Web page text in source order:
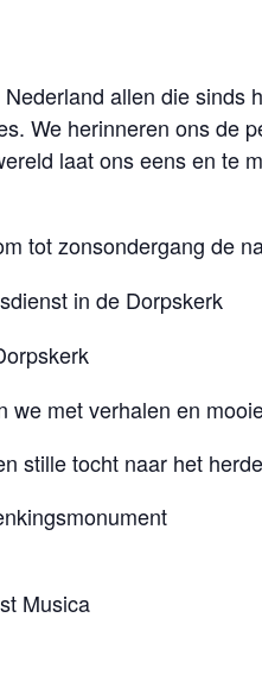
allen die
We herinneren ons de
laat ons eens en te
tot zonsondergang de
in de Dorpskerk
we met verhalen en
stille tocht naar het
Musica